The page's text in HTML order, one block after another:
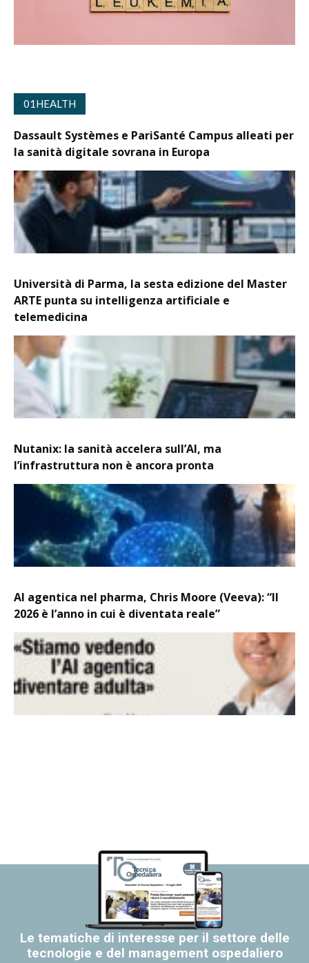
01HEALTH
Dassault Systèmes e PariSanté Campus alleati per
la sanità digitale sovrana in Europa
Università di Parma, la sesta edizione del Master
ARTE punta su intelligenza artificiale e
telemedicina
Nutanix: la sanità accelera sull’AI, ma
l’infrastruttura non è ancora pronta
AI agentica nel pharma, Chris Moore (Veeva): “Il
2026 è l’anno in cui è diventata reale”
Le tematiche di interesse per il settore delle
tecnologie e del management ospedaliero